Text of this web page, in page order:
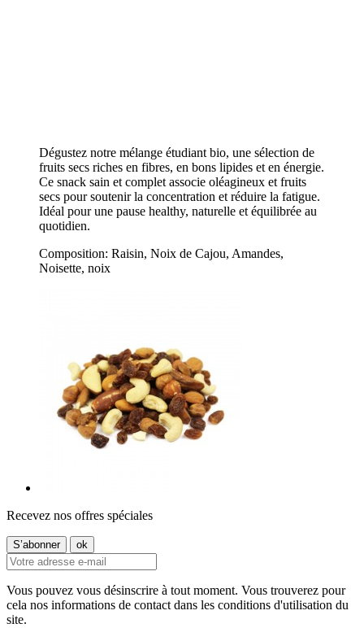
Dégustez notre mélange étudiant bio, une sélection de
fruits secs riches en fibres, en bons lipides et en énergie.
Ce snack sain et complet associe oléagineux et fruits
secs pour soutenir la concentration et réduire la fatigue.
Idéal pour une pause healthy, naturelle et équilibrée au
quotidien.
Composition: Raisin, Noix de Cajou, Amandes,
Noisette, noix
Recevez nos offres spéciales
Vous pouvez vous désinscrire à tout moment. Vous trouverez pour
cela nos informations de contact dans les conditions d'utilisation du
site.